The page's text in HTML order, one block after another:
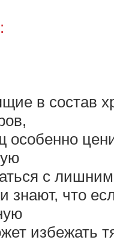
в состав
особенно
с
знают, что
избежать